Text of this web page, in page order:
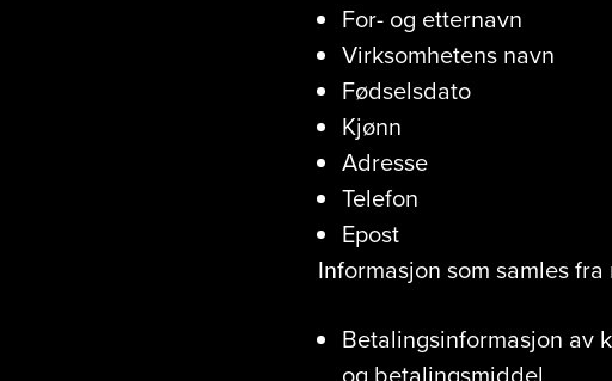
For- og etternavn
Virksomhetens navn
Fødselsdato
Kjønn
Adresse
Telefon
Epost
Informasjon som samles
Betalingsinformasjon av